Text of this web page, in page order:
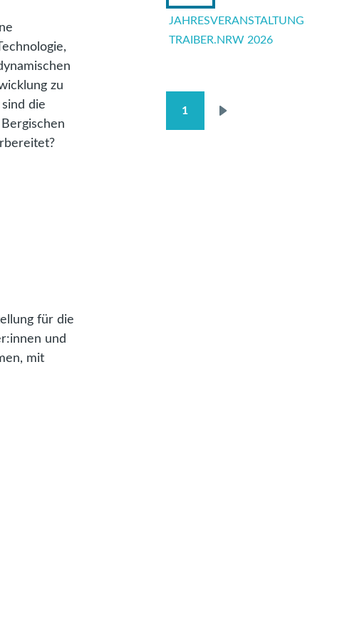
zu
die
für die
und
mit
JAHRESVERANSTALTUNG
TRAIBER.NRW 2026
SEITENNUMMERIERUNG
1